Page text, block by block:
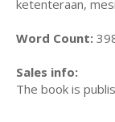
ketenteraan,
Word Count:
Sales info:
The book is